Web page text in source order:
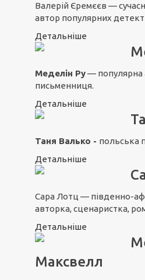
Валерій Єремєєв —
автор популярних
Детальніше
Меделін Ру— популярна
письменниця.
Детальніше
Таня Валько - польська
Детальніше
Сара Лотц — південно-
авторка, сценаристка,
Детальніше
Максвелл